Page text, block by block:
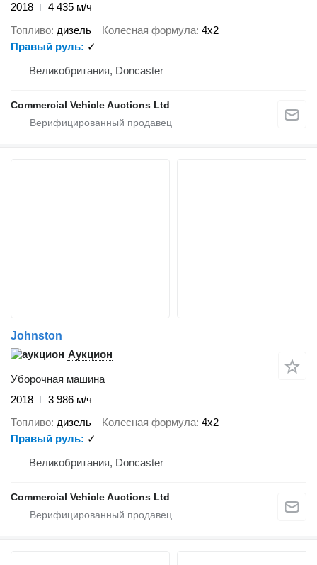
2018
4 435 м/ч
Топливо дизель Колесная формула 4x2
Правый руль
✓
Великобритания, Doncaster
Commercial Vehicle Auctions Ltd
Johnston
Аукцион
Уборочная машина
2018
3 986 м/ч
Топливо дизель Колесная формула 4x2
Правый руль
✓
Великобритания, Doncaster
Commercial Vehicle Auctions Ltd